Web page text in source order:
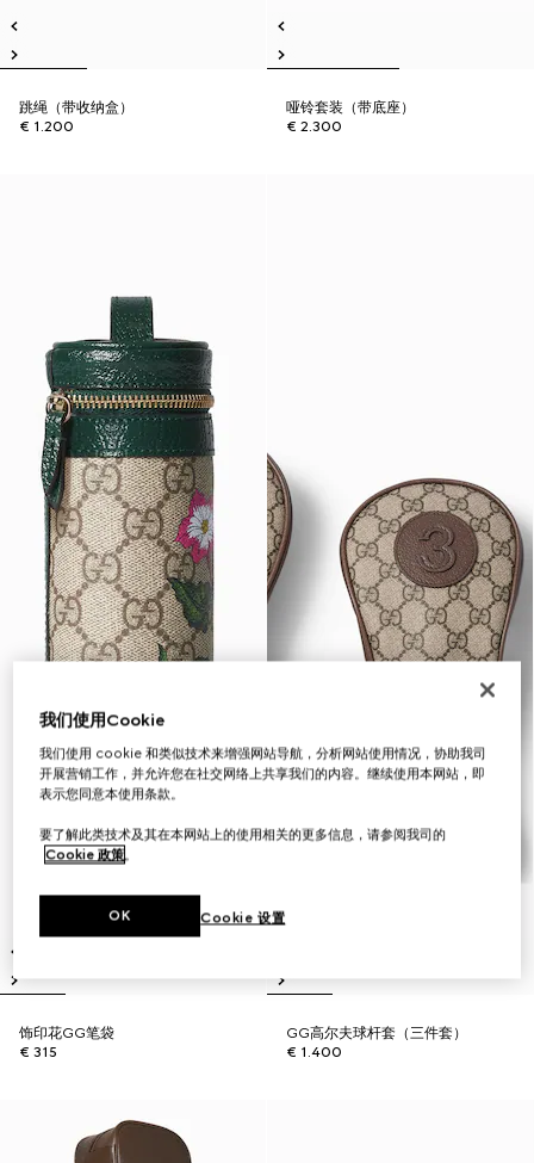
跳绳（带收纳盒）
€ 1.200
哑铃套装（带底座）
€ 2.300
饰印花GG笔袋
€ 315
GG高尔夫球杆套（三件套）
€ 1.400
我们使用Cookie
我们使用 cookie 和类似技术来增强网站导航，分析网站使用情况，协助我司
开展营销工作，并允许您在社交网络上共享我们的内容。继续使用本网站，即
表示您同意本使用条款。
要了解此类技术及其在本网站上的使用相关的更多信息，请参阅我司的
Cookie 政策。
Cookie 设置
OK